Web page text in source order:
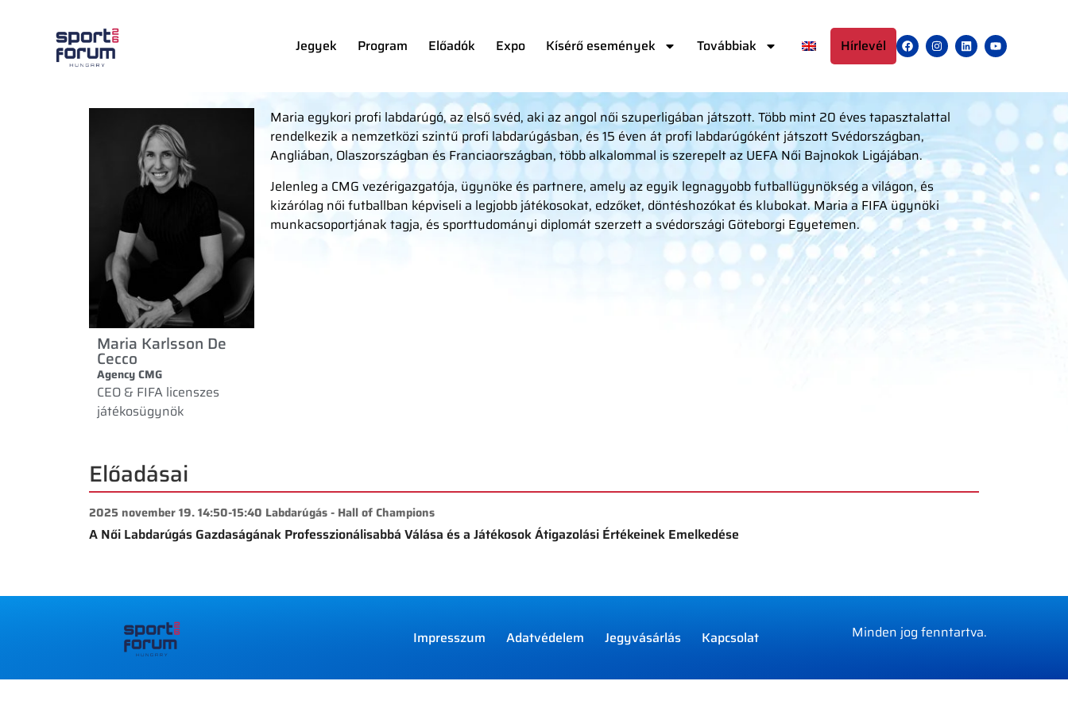
Jegyek Program Előadók Expo Kísérő események Továbbiak Hírlevél
Maria Karlsson De
Cecco
Agency CMG
CEO & FIFA licenszes
játékosügynök
Maria egykori profi labdarúgó, az első svéd, aki az angol női szuperligában játszott. Több mint 20 éves tapasztalattal
rendelkezik a nemzetközi szintű profi labdarúgásban, és 15 éven át profi labdarúgóként játszott Svédországban,
Angliában, Olaszországban és Franciaországban, több alkalommal is szerepelt az UEFA Női Bajnokok Ligájában.
Jelenleg a CMG vezérigazgatója, ügynöke és partnere, amely az egyik legnagyobb futballügynökség a világon, és
kizárólag női futballban képviseli a legjobb játékosokat, edzőket, döntéshozókat és klubokat. Maria a FIFA ügynöki
munkacsoportjának tagja, és sporttudományi diplomát szerzett a svédországi Göteborgi Egyetemen.
Előadásai
2025 november 19. 14:50-15:40 Labdarúgás - Hall of Champions
A Női Labdarúgás Gazdaságának Professzionálisabbá Válása és a Játékosok Átigazolási Értékeinek Emelkedése
Impresszum Adatvédelem Jegyvásárlás Kapcsolat Minden jog fenntartva.